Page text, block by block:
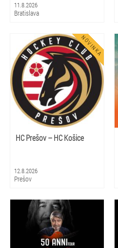
11.8.2026
Bratislava
HC Prešov – HC Košice
12.8.2026
Prešov